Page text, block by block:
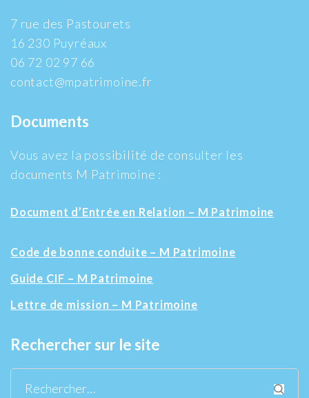
7 rue des Pastourets
16 230 Puyréaux
06 72 02 97 66
contact@mpatrimoine.fr
Documents
Vous avez la possibilité de consulter les
documents M Patrimoine :
Document d’Entrée en Relation – M Patrimoine
Code de bonne conduite – M Patrimoine
Guide CIF – M Patrimoine
Lettre de mission – M Patrimoine
Rechercher sur le site
Rechercher :